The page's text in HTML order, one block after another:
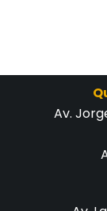
Av.